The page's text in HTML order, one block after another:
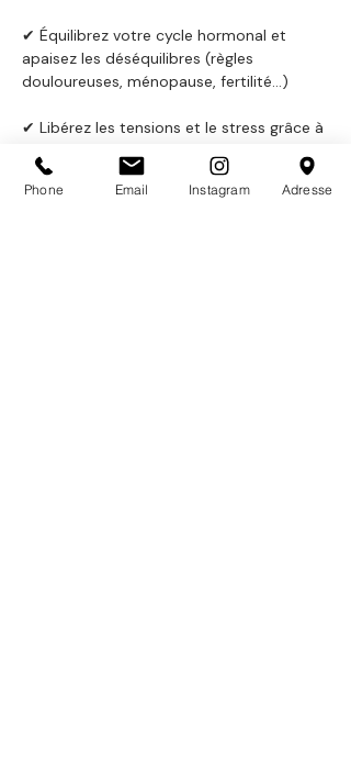
✔ Équilibrez votre cycle hormonal et
apaisez les déséquilibres (règles
douloureuses, ménopause, fertilité...)
✔ Libérez les tensions et le stress grâce à
✔ Renforcez votre énergie féminine et
Phone Email Instagram Adresse